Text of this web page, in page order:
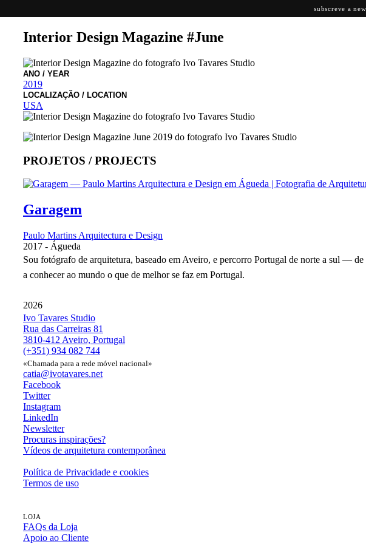
Interior Design Magazine #June
ANO / YEAR
2019
LOCALIZAÇÃO / LOCATION
USA
PROJETOS / PROJECTS
Garagem
Paulo Martins Arquitectura e Design
2017 - Águeda
Sou fotógrafo de arquitetura, baseado em Aveiro, e percorro Portugal de norte a sul —
a conhecer ao mundo o que de melhor se faz em Portugal.
2026
Ivo Tavares Studio
Rua das Carreiras 81
3810-412 Aveiro, Portugal
(+351) 934 082 744
«Chamada para a rede móvel nacional»
catia@ivotavares.net
Facebook
Twitter
Instagram
LinkedIn
Newsletter
Procuras inspirações?
Vídeos de arquitetura contemporânea
Política de Privacidade e cookies
Termos de uso
LOJA
FAQs da Loja
Apoio ao Cliente
subscreve a